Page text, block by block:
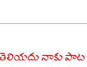
నాకు